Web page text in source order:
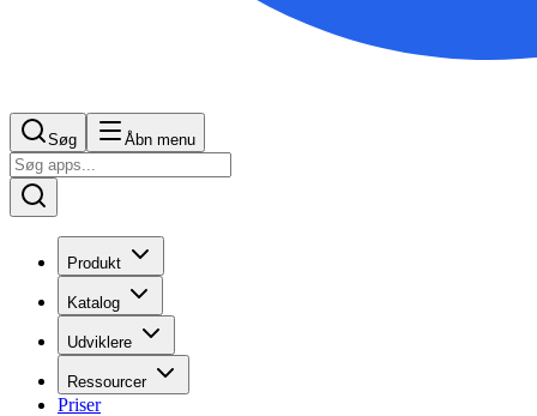
Søg Åbn menu
Produkt
Katalog
Udviklere
Ressourcer
Priser